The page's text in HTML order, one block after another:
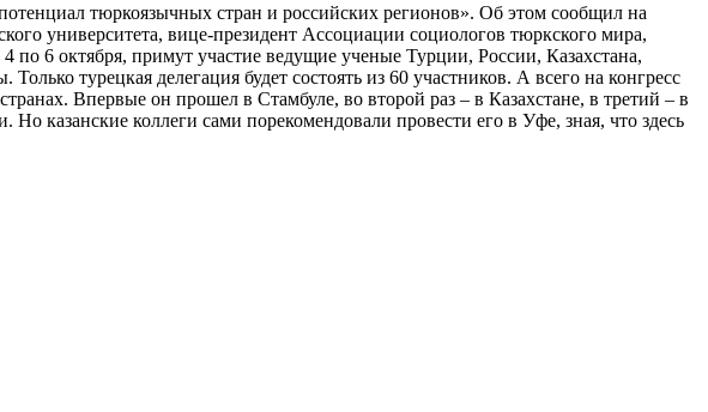
тюркоязычных стран и российских регионов». Об этом сообщил на
университета, вице-президент Ассоциации социологов тюркского мира,
по 6 октября, примут участие ведущие ученые Турции, России, Казахстана,
турецкая делегация будет состоять из 60 участников. А всего на конгресс
Впервые он прошел в Стамбуле, во второй раз – в Казахстане, в третий – в
казанские коллеги сами порекомендовали провести его в Уфе, зная, что здесь